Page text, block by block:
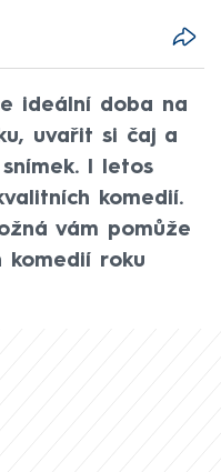
ideální doba na
uvařit si čaj a
I letos
komedií.
vám pomůže
komedií roku